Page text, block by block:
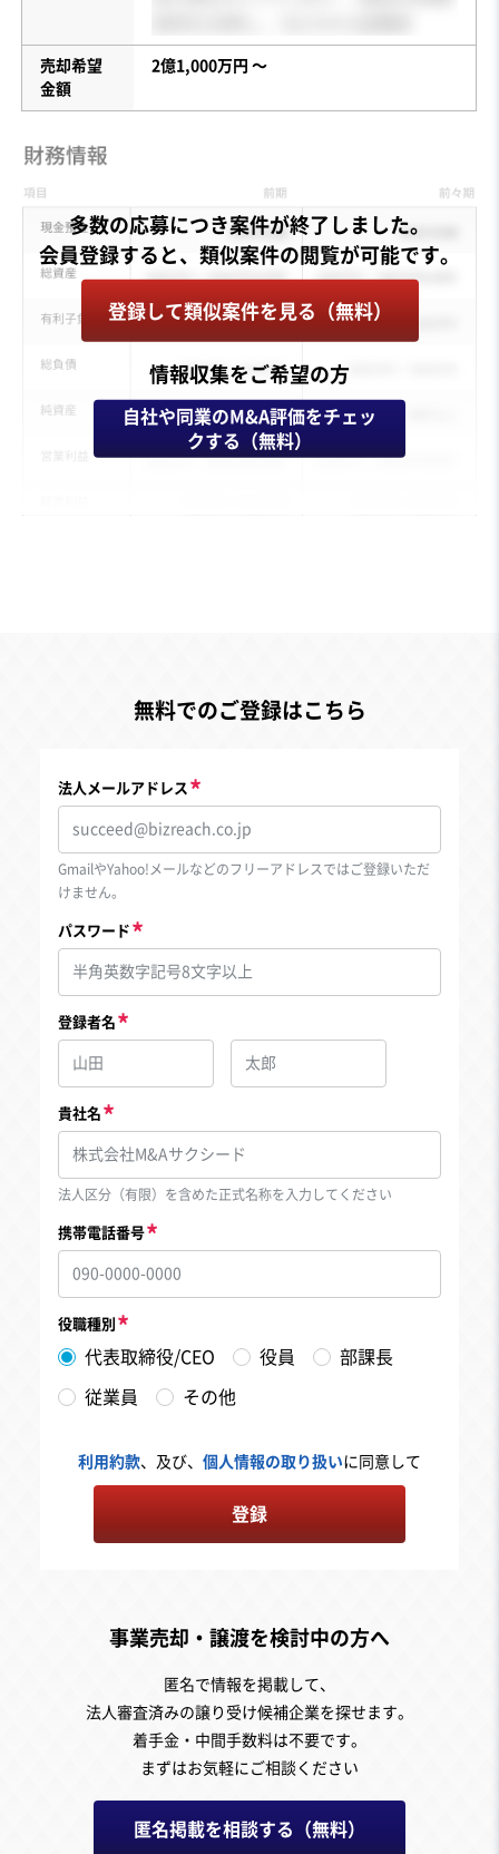
売却希望
金額
2億1,000万円 〜
多数の応募につき案件が終了しました。
登録して類似案件を見る（無料）
情報収集をご希望の方
自社や同業のM&A評価をチェッ
クする（無料）
無料でのご登録はこちら
法人メールアドレス
GmailやYahoo!メールなどのフリーアドレスではご登録いただ
けません。
パスワード
登録者名
貴社名
法人区分（有限）を含めた正式名称を入力してください
携帯電話番号
役職種別
代表取締役/CEO 役員 部課長
従業員 その他
利用約款、及び、 個人情報の取り扱いに同意して
登録
事業売却・譲渡を検討中の方へ
匿名で情報を掲載して、
法人審査済みの譲り受け候補企業を探せます。
着手金・中間手数料は不要です。
まずはお気軽にご相談ください
匿名掲載を相談する（無料）